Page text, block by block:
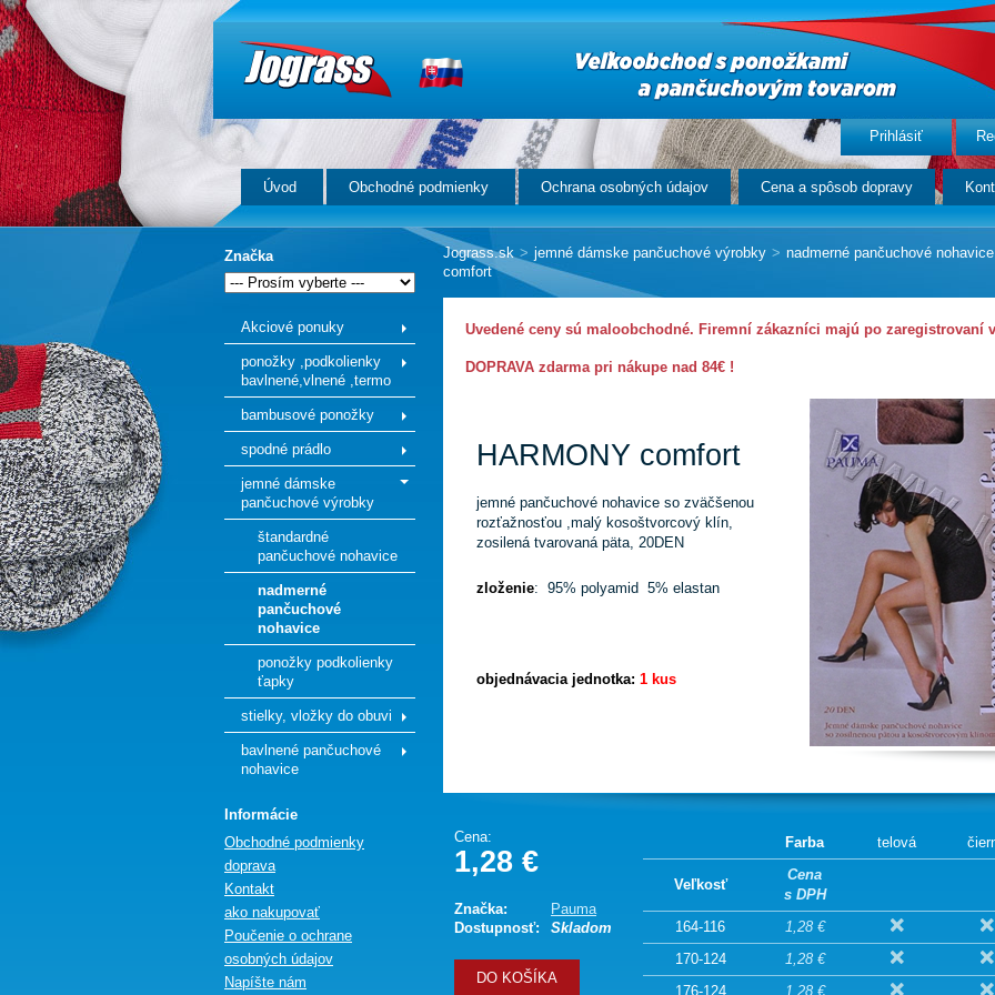
Úvod Obchodné podmienky Ochrana osobných údajov Cena a spôsob dopravy
Prihlásiť
Značka
Akciové ponuky
ponožky ,podkolienky
bavlnené,vlnené ,termo
bambusové ponožky
spodné prádlo
jemné dámske
pančuchové výrobky
štandardné
pančuchové nohavice
nadmerné
pančuchové
nohavice
ponožky podkolienky
ťapky
stielky, vložky do obuvi
bavlnené pančuchové
nohavice
Informácie
Obchodné podmienky
doprava
Kontakt
ako nakupovať
Poučenie o ochrane
osobných údajov
Napíšte nám
Jograss.sk > jemné dámske pančuchové výrobky > nadmerné pančuchové nohavice
comfort
Uvedené ceny sú maloobchodné. Firemní zákazníci majú po zaregistrovaní
DOPRAVA zdarma pri nákupe nad 84€ !
HARMONY comfort
jemné pančuchové nohavice so zväčšenou
rozťažnosťou ,malý kosoštvorcový klín,
zosilená tvarovaná päta, 20DEN
zloženie: 95% polyamid 5% elastan
objednávacia jednotka: 1 kus
Cena:
1,28 €
Značka:
Pauma
Dostupnosť:
Skladom
DO KOŠÍKA
Farba telová
Veľkosť
Cena
s DPH
164-116
1,28 €
170-124
1,28 €
176-124
1,28 €